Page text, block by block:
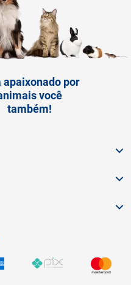
apaixonado por
você
também!